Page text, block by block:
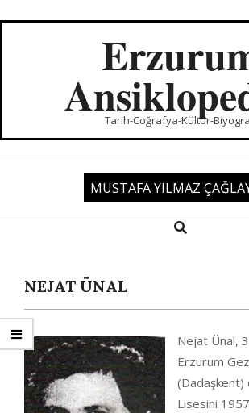
Tarih-Coğrafya-Kültür-
MUSTAFA YILMAZ
Search
NEJAT ÜNAL
Nejat Ünal,
Erzurum
(Dadaşkent)
Lisesini